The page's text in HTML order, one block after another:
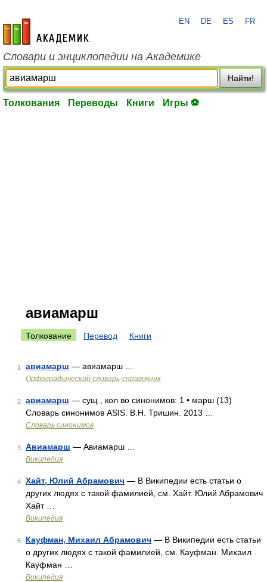
academic.ru
EN DE ES FR
Словари и энциклопедии на Академике
Найти!
Толкования Переводы Книги Игры ⚽
авиамарш
Толкование Перевод Книги
1 авиамарш — авиамарш …
Орфографический словарь-справочник
2 авиамарш — сущ., кол во синонимов: 1 • марш (13)
Словарь синонимов ASIS. В.Н. Тришин. 2013 …
Словарь синонимов
3 Авиамарш — Авиамарш …
Википедия
4 Хайт, Юлий Абрамович — В Википедии есть статьи о
других людях с такой фамилией, см. Хайт. Юлий Абрамович
Хайт …
Википедия
5 Кауфман, Михаил Абрамович — В Википедии есть статьи
о других людях с такой фамилией, см. Кауфман. Михаил
Кауфман …
Википедия